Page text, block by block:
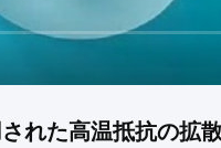
れた高温抵抗の拡